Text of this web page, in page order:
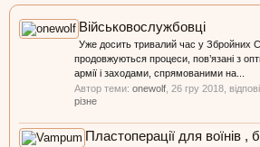
Військовослужбовці
Уже досить тривалий час у Збройних
продовжуються процеси, пов’язані з
армії і заходами, спрямованими на...
Автор теми: onewolf 26 гру 2018 ,
різне
Пластоперації для воїнів ,